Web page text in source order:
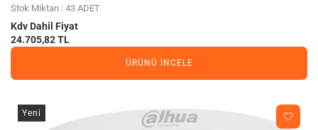
Stok Miktarı : 43 ADET
Kdv Dahil Fiyat
24.705,82 TL
ÜRÜNÜ İNCELE
Yeni